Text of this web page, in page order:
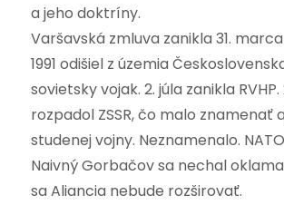
a jeho doktríny.
Varšavská zmluva zanikla 31. marca
1991 odišiel z územia
sovietsky vojak. 2. júla zanikla RVHP.
rozpadol ZSSR, čo malo znamenať
studenej vojny. Neznamenalo.
Naivný Gorbačov sa nechal
sa Aliancia nebude rozširovať.